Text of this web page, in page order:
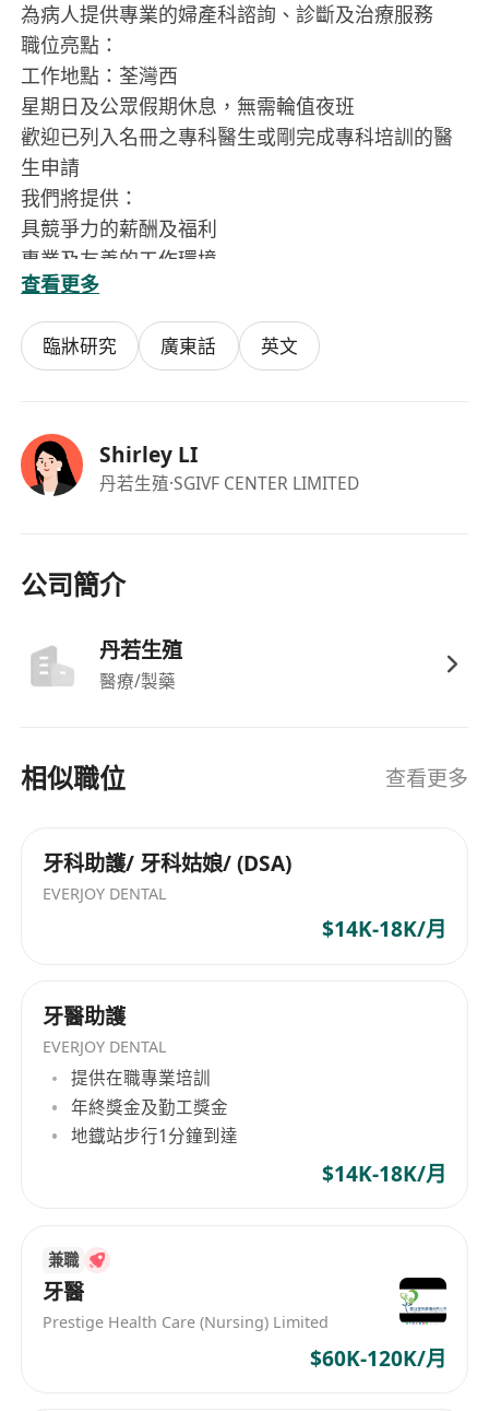
為病人提供專業的婦產科諮詢、診斷及治療服務
職位亮點：
工作地點：荃灣西
星期日及公眾假期休息，無需輪值夜班
歡迎已列入名冊之專科醫生或剛完成專科培訓的醫
生申請
我們將提供：
具競爭力的薪酬及福利
專業及友善的工作環境
如您符合以上要求並對本職位感興趣，歡迎將您的
完整履歷、現時及期望薪酬與可到職日期，電郵
至：**************
查看更多
臨牀研究 廣東話 英文
Shirley LI
丹若生殖·SGIVF CENTER LIMITED
公司簡介
丹若生殖
醫療/製藥
相似職位 查看更多
牙科助護/ 牙科姑娘/ (DSA)
EVERJOY DENTAL
$14K-18K/月
牙醫助護
EVERJOY DENTAL
提供在職專業培訓
年終獎金及勤工獎金
地鐡站步行1分鐘到達
$14K-18K/月
兼職
牙醫
Prestige Health Care (Nursing) Limited
$60K-120K/月